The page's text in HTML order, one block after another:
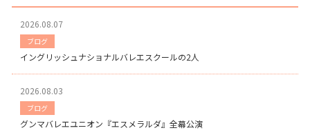
2026.08.07
ブログ
イングリッシュナショナルバレエスクールの2人
2026.08.03
ブログ
グンマバレエユニオン『エスメラルダ』全幕公演